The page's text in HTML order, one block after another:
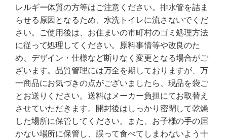
レルギー体質の方等はご注意ください。排水管を詰ま
らせる原因となるため、水洗トイレに流さないでくだ
さい。ご使用後は、お住まいの市町村のゴミ処理方法
に従って処理してください。原料事情等や改良のた
め、デザイン・仕様など断りなく変更となる場合がご
ざいます。品質管理には万全を期しておりますが、万
一商品にお気づきの点がございましたら、現品を袋ご
とお送りください。送料はメーカー負担にてお取替え
させていただきます。開封後はしっかり密閉して乾燥
した場所に保管してください。また、お子様の手の届
かない場所に保管し、誤って食べてしまわないよう十